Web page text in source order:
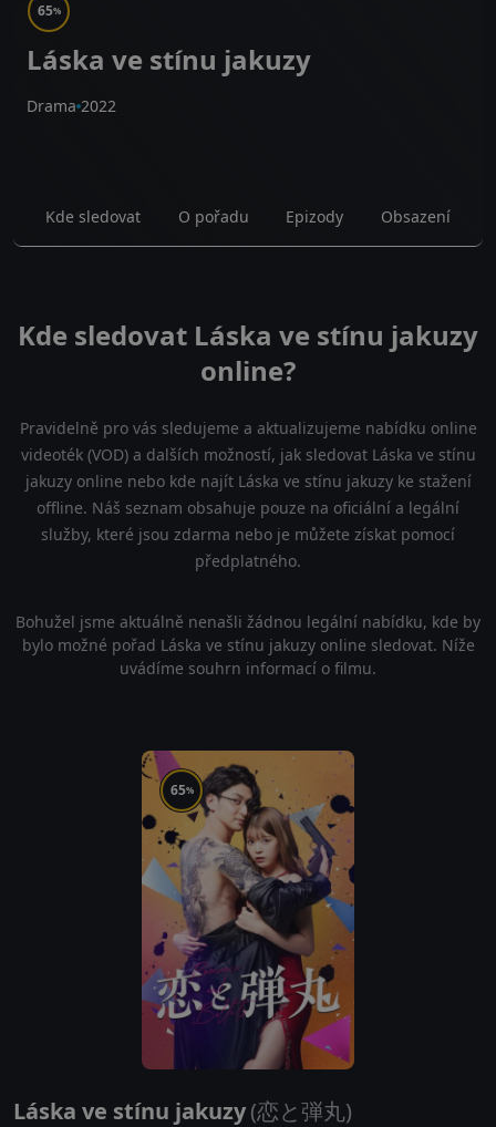
65%
Láska ve stínu jakuzy
Drama 2022
Kde sledovat O pořadu Epizody Obsazení
Kde sledovat Láska ve stínu jakuzy
online?
Pravidelně pro vás sledujeme a aktualizujeme nabídku online
videoték (VOD) a dalších možností, jak sledovat Láska ve stínu
jakuzy online nebo kde najít Láska ve stínu jakuzy ke stažení
offline. Náš seznam obsahuje pouze na oficiální a legální
služby, které jsou zdarma nebo je můžete získat pomocí
předplatného.
Bohužel jsme aktuálně nenašli žádnou legální nabídku, kde by
bylo možné pořad Láska ve stínu jakuzy online sledovat. Níže
uvádíme souhrn informací o filmu.
65%
Láska ve stínu jakuzy(恋と弾丸)